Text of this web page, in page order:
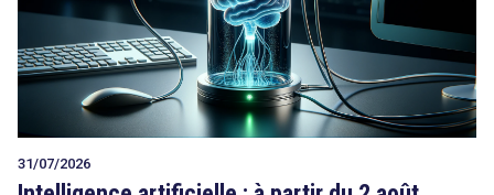
Tout sur le droit de l'innovation
Rechercher
31/07/2026